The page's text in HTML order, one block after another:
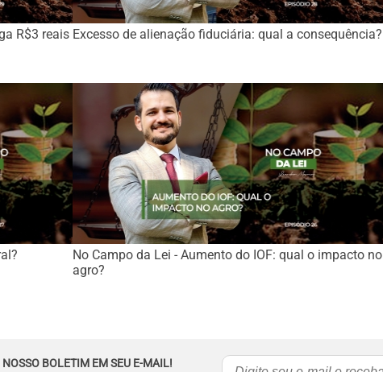
R$3 reais Excesso de alienação fiduciária: qual a consequência?
No Campo da Lei - Aumento do IOF: qual o impacto no
agro?
NOSSO BOLETIM EM SEU E-MAIL!